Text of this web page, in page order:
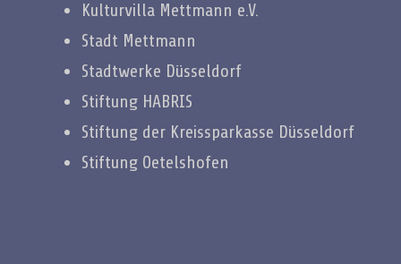
Kulturvilla Mettmann e.V.
Stadt Mettmann
Stadtwerke Düsseldorf
Stiftung HABRIS
Stiftung der Kreissparkasse Düsseldorf
Stiftung Oetelshofen